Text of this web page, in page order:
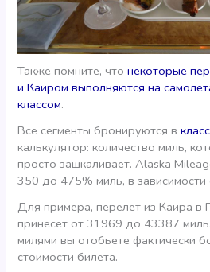
Также помните, чтонекоторые
и Каиром выполняются на
классом.
Все сегменты бронируются в
калькулятор: количество миль,
просто зашкаливает. Alaska
350 до 475% миль, в зависимости
Для примера, перелет из Каира в
принесет от 31969 до 43387
милями вы отобьете фактически
стоимости билета.